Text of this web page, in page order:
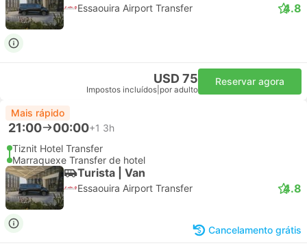
Essaouira Airport Transfer 4.8
USD 75
Impostos incluídos por adulto
Reservar agora
Mais rápido
21:00 00:00+1 3h
Tiznit Hotel Transfer
Marraquexe Transfer de hotel
Turista | Van
Essaouira Airport Transfer 4.8
Cancelamento grátis